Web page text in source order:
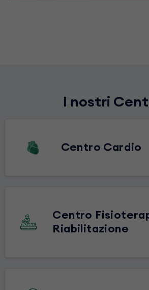
I nostri
Centro Cardio
Centro
Riabilitazione